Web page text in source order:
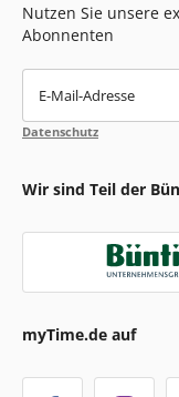
Nutzen Sie unsere
Abonnenten
E-Mail-Adresse
Datenschutz
Wir sind Teil der
myTime.de auf